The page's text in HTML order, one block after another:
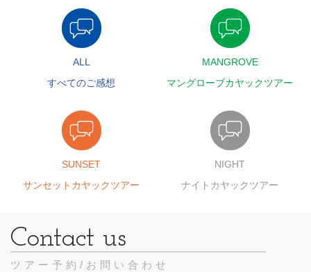
ALL
すべてのご感想
MANGROVE
マングローブカヤックツアー
SUNSET
サンセットカヤックツアー
NIGHT
ナイトカヤックツアー
ツアー予約/お問い合わせ